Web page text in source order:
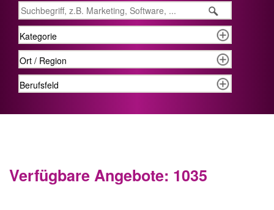
Verfügbare Angebote: 1035